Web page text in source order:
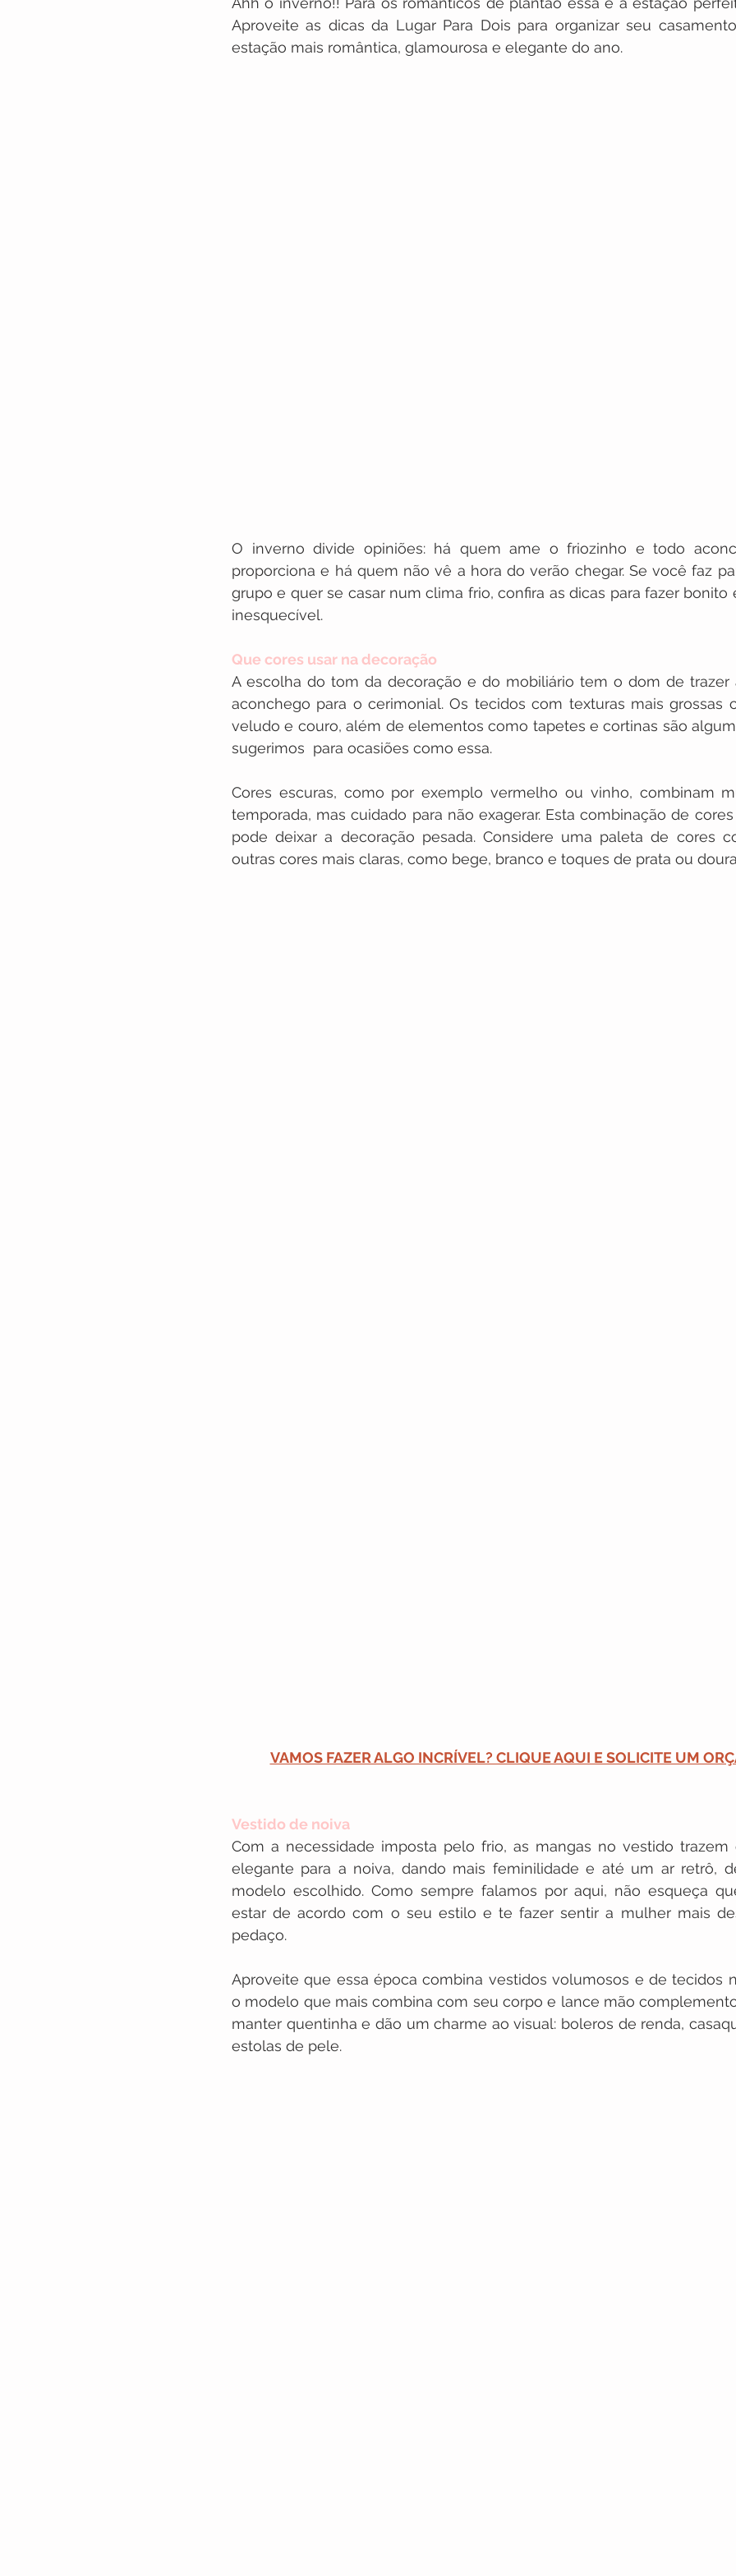
Ensaio de Família Pos Wedding Casamento na praia Eventos Lugar
Aproveite as dicas da Lugar Para Dois para organizar seu
estação mais romântica, glamourosa e elegante do ano.
O inverno divide opiniões: há quem ame o friozinho e todo
proporciona e há quem não vê a hora do verão chegar. Se você faz
grupo e quer se casar num clima frio, confira as dicas para fazer bonito
inesquecível.
Que cores usar na decoração
A escolha do tom da decoração e do mobiliário tem o dom de trazer
aconchego para o cerimonial. Os tecidos com texturas mais grossas
veludo e couro, além de elementos como tapetes e cortinas são
sugerimos  para ocasiões como essa.
Cores escuras, como por exemplo vermelho ou vinho, combinam
temporada, mas cuidado para não exagerar. Esta combinação de
pode deixar a decoração pesada. Considere uma paleta de cores
outras cores mais claras, como bege, branco e toques de prata ou
VAMOS FAZER ALGO INCRÍVEL? CLIQUE AQUI E SOLICITE UM
Vestido de noiva
Com a necessidade imposta pelo frio, as mangas no vestido
elegante para a noiva, dando mais feminilidade e até um ar retrô,
modelo escolhido. Como sempre falamos por aqui, não esqueça
estar de acordo com o seu estilo e te fazer sentir a mulher mais
pedaço.
Aproveite que essa época combina vestidos volumosos e de tecidos
o modelo que mais combina com seu corpo e lance mão
manter quentinha e dão um charme ao visual: boleros de renda,
estolas de pele.